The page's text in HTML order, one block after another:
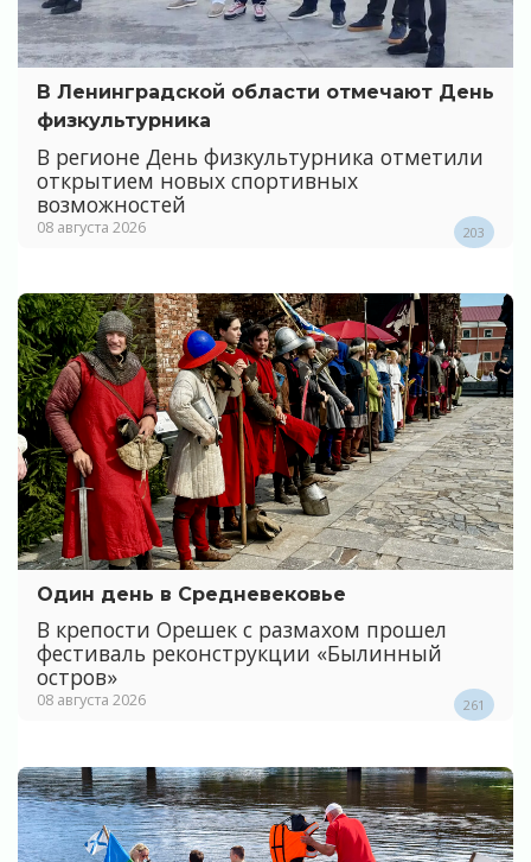
В Ленинградской области отмечают День
физкультурника
В регионе День физкультурника отметили
открытием новых спортивных
возможностей
08 августа 2026 203
Один день в Средневековье
В крепости Орешек с размахом прошел
фестиваль реконструкции «Былинный
остров»
08 августа 2026 261